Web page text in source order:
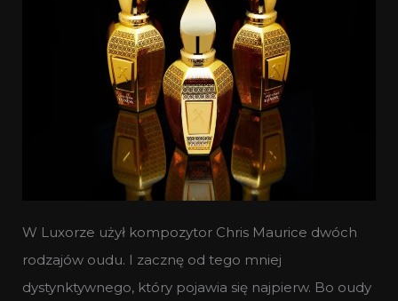
W Luxorze użył kompozytor Chris Maurice dwóch
rodzajów oudu. I zacznę od tego mniej
dystynktywnego, który pojawia się najpierw. Bo oudy